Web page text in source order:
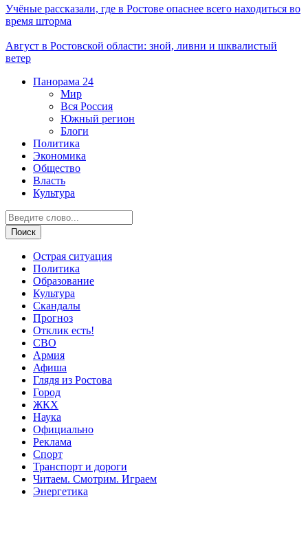
Учёные рассказали, где в Ростове опаснее всего находиться во
время шторма
Август в Ростовской области: зной, ливни и шквалистый
ветер
Панорама 24
Мир
Вся Россия
Южный регион
Блоги
Политика
Экономика
Общество
Власть
Культура
Острая ситуация
Политика
Образование
Культура
Скандалы
Прогноз
Отклик есть!
СВО
Армия
Афиша
Глядя из Ростова
Город
ЖКХ
Наука
Официально
Реклама
Спорт
Транспорт и дороги
Читаем. Смотрим. Играем
Энергетика